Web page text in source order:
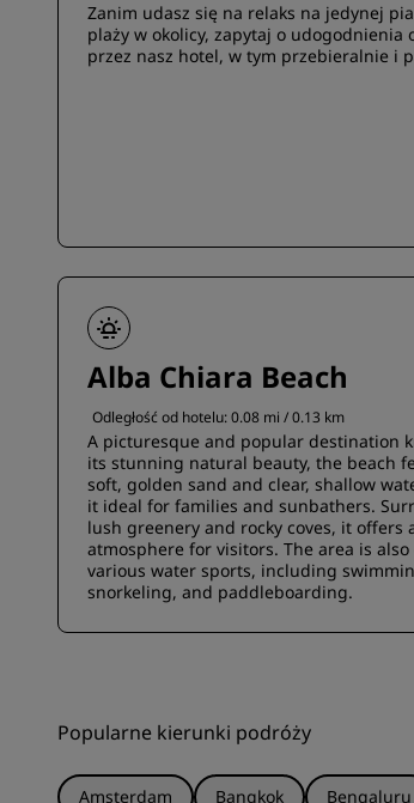
Zanim udasz się na relaks na jedynej
plaży w okolicy, zapytaj o udogodnienia
przez nasz hotel, w tym przebieralnie i
Alba Chiara Beach
Odległość od hotelu: 0.08 mi / 0.13 km
A picturesque and popular destination
its stunning natural beauty, the beach
soft, golden sand and clear, shallow
it ideal for families and sunbathers.
lush greenery and rocky coves, it offers
atmosphere for visitors. The area is
various water sports, including
snorkeling, and paddleboarding.
Popularne kierunki podróży
Amsterdam Bangkok Bengaluru